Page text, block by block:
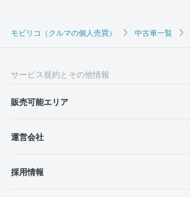
モビリコ（クルマの個人売買） 中古車一覧
サービス規約とその他情報
販売可能エリア
運営会社
採用情報